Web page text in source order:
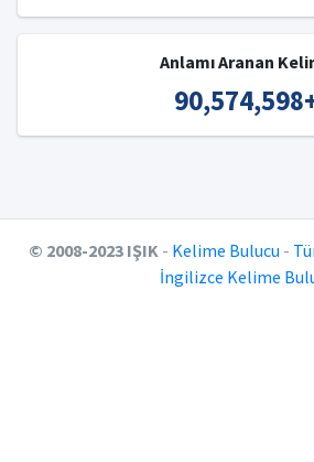
Anlamı Aranan
90,574,598
© 2008-2023 IŞIK- Kelime Bulucu -
İngilizce Kelime